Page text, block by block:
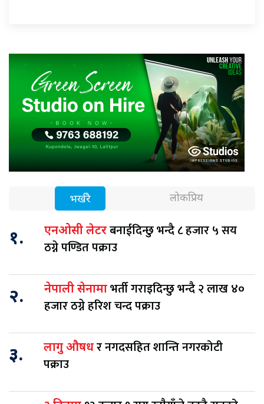
भर्खरै लोकप्रिय
१. एनओसी लेटरबनाईदिन्छु भन्दै ८ हजार ५ सय
ठग्ने पण्डित पक्राउ
२. नेपाली सेनामाभर्ती गराइदिन्छु भन्दै २ लाख ४०
हजार ठग्ने हरिश चन्द पक्राउ
३. लागु औषधर नगदसहित शान्ति नगरकोटी
पक्राउ